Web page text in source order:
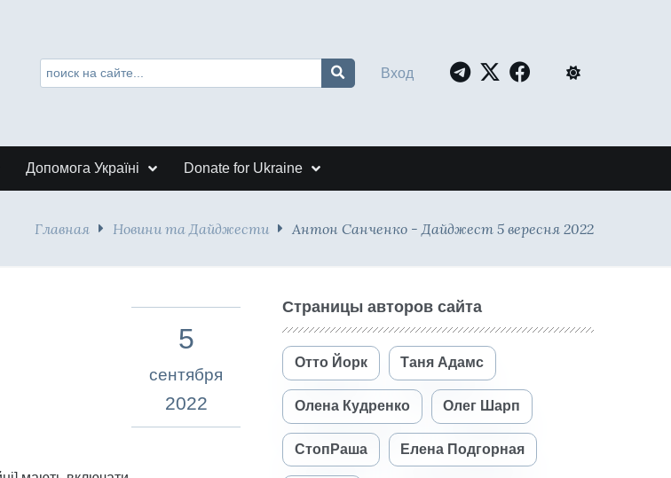
Вход
Допомога Україні Donate for Ukraine
Главная Новини та Дайджести Антон Санченко - Дайджест 5 вересня 2022
5
сентября
2022
Страницы авторов сайта
Отто Йорк Таня Адамс
Олена Кудренко Олег Шарп
СтопРаша Елена Подгорная